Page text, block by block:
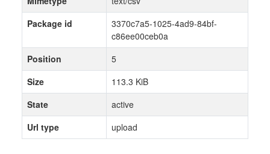
Package id
3370c7a5-1025-4ad9-84bf-
c86ee00ceb0a
Position
5
Size
113.3 KiB
State
active
Url type
upload